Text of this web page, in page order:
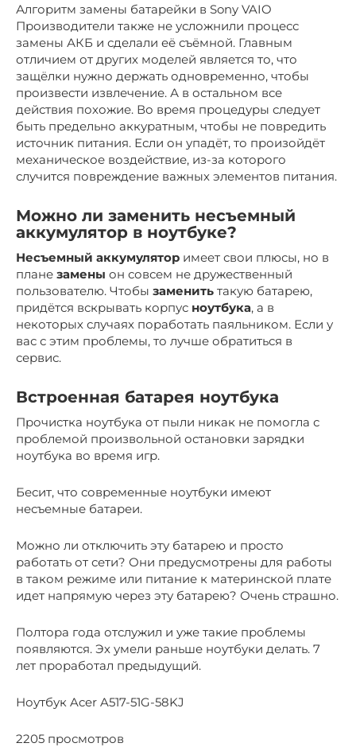
Алгоритм замены батарейки в Sony VAIO
Производители также не усложнили процесс
замены АКБ и сделали её съёмной. Главным
отличием от других моделей является то, что
защёлки нужно держать одновременно, чтобы
произвести извлечение. А в остальном все
действия похожие. Во время процедуры следует
быть предельно аккуратным, чтобы не повредить
источник питания. Если он упадёт, то произойдёт
механическое воздействие, из-за которого
случится повреждение важных элементов питания.
Можно ли заменить несъемный
аккумулятор в ноутбуке?
Несъемный аккумулятор имеет свои плюсы, но в
плане замены он совсем не дружественный
пользователю. Чтобы заменить такую батарею,
придётся вскрывать корпус ноутбука, а в
некоторых случаях поработать паяльником. Если у
вас с этим проблемы, то лучше обратиться в
сервис.
Встроенная батарея ноутбука
Прочистка ноутбука от пыли никак не помогла с
проблемой произвольной остановки зарядки
ноутбука во время игр.
Бесит, что современные ноутбуки имеют
несъемные батареи.
Можно ли отключить эту батарею и просто
работать от сети? Они предусмотрены для работы
в таком режиме или питание к материнской плате
идет напрямую через эту батарею? Очень страшно.
Полтора года отслужил и уже такие проблемы
появляются. Эх умели раньше ноутбуки делать. 7
лет проработал предыдущий.
Ноутбук Acer A517-51G-58KJ
2205 просмотров